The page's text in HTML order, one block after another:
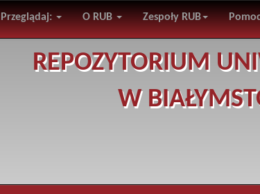
Przeglądaj: O RUB Zespoły RUB
REPOZYTORIUM
W